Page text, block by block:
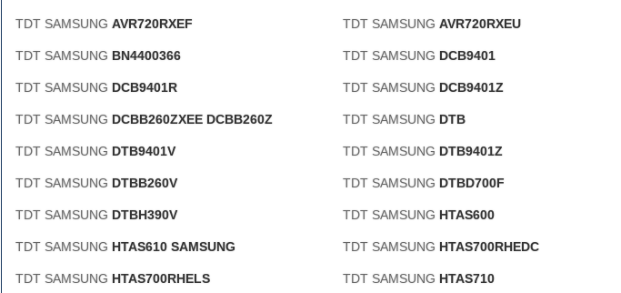
TDT SAMSUNG AVR720RXEF TDT SAMSUNG AVR720RXEU
TDT SAMSUNG BN4400366 TDT SAMSUNG DCB9401
TDT SAMSUNG DCB9401R TDT SAMSUNG DCB9401Z
TDT SAMSUNG DCBB260ZXEE DCBB260Z TDT SAMSUNG DTB
TDT SAMSUNG DTB9401V TDT SAMSUNG DTB9401Z
TDT SAMSUNG DTBB260V TDT SAMSUNG DTBD700F
TDT SAMSUNG DTBH390V TDT SAMSUNG HTAS600
TDT SAMSUNG HTAS610 SAMSUNG TDT SAMSUNG HTAS700RHEDC
TDT SAMSUNG HTAS700RHELS TDT SAMSUNG HTAS710